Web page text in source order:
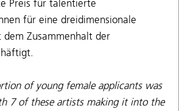
Preis für talentierte
für eine dreidimensionale
Zusammenhalt der
of young female applicants was
7 of these artists making it into the